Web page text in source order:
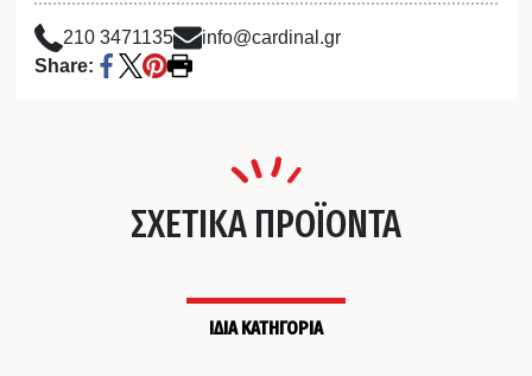
210 3471135
info@cardinal.gr
Share:
ΣΧΕΤΙΚΑ ΠΡΟΪΟΝΤΑ
ΙΔΙΑ ΚΑΤΗΓΟΡΙΑ